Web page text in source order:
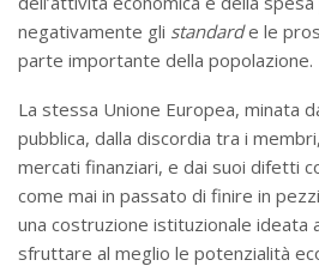
negativamente gli standarde le
parte importante della popolazione.
La stessa Unione Europea, minata
pubblica, dalla discordia tra i
mercati finanziari, e dai suoi difetti
come mai in passato di finire in
una costruzione istituzionale ideata
sfruttare al meglio le potenzialità